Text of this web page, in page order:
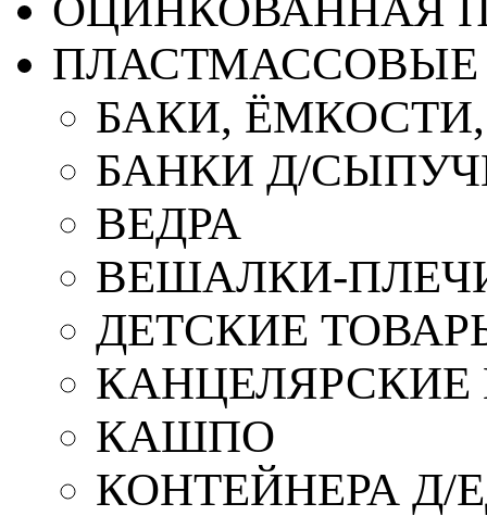
ОЦИНКОВАННАЯ
ПЛАСТМАССОВЫЕ
БАКИ,
БАНКИ Д/
ВЕДРА
ВЕШАЛКИ-
ДЕТСКИЕ
КАШПО
КОНТЕЙНЕРА Д/